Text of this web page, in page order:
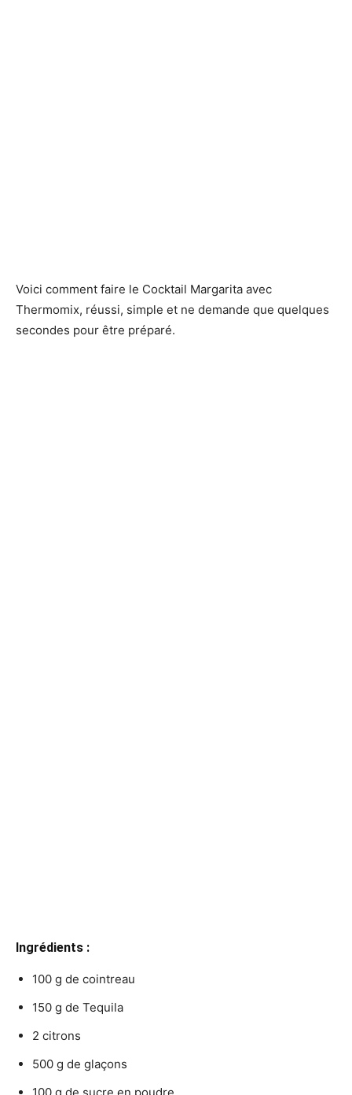
Voici comment faire le Cocktail Margarita avec
Thermomix, réussi, simple et ne demande que quelques
secondes pour être préparé.
Ingrédients :
100 g de cointreau
150 g de Tequila
2 citrons
500 g de glaçons